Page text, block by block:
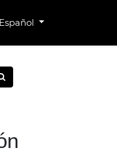
Español